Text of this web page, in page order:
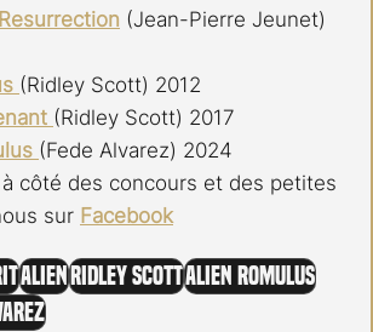
(Jean-Pierre Jeunet)
(Ridley Scott) 2012
(Ridley Scott) 2017
(Fede Alvarez) 2024
côté des concours et des petites
sur Facebook
Alien Ridley ScottAlien Romulus